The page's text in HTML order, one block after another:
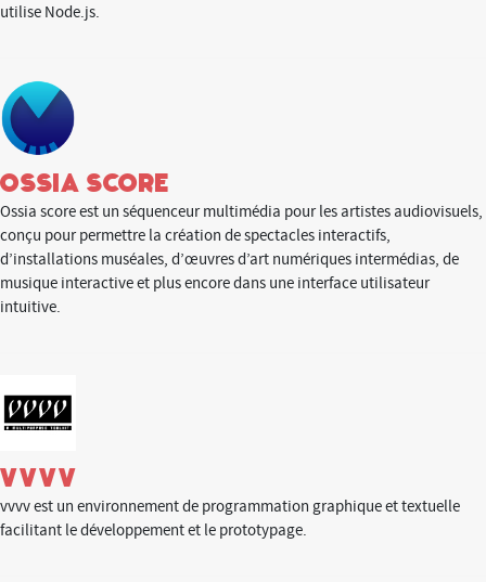
utilise Node.js.
Ossia score
Ossia score est un séquenceur multimédia pour les artistes audiovisuels,
conçu pour permettre la création de spectacles interactifs,
d’installations muséales, d’œuvres d’art numériques intermédias, de
musique interactive et plus encore dans une interface utilisateur
intuitive.
Vvvv
vvvv est un environnement de programmation graphique et textuelle
facilitant le développement et le prototypage.